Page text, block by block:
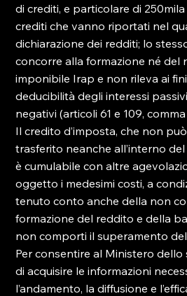
di crediti, e particolare di
crediti che vanno riportati nel
dichiarazione dei redditi; lo
concorre alla formazione né del
imponibile Irap e non rileva ai
deducibilità degli interessi
negativi (articoli 61 e 109, comma
Il credito d’imposta, che non
trasferito neanche all’interno
è cumulabile con altre
oggetto i medesimi costi, a
tenuto conto anche della non
formazione del reddito e della
non comporti il superamento
Per consentire al Ministero
di acquisire le informazioni
l’andamento, la diffusione e